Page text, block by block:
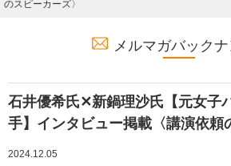
のスピーカーズ〉
メルマガバック
石井優希氏✕新鍋理沙氏【元女子
手】インタビュー掲載〈講演依頼
2024.12.05